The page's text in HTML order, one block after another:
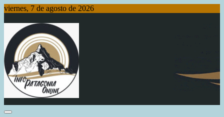
Saltar
contenido
viernes, 7 de agosto de 2026
Info Patagonia Online